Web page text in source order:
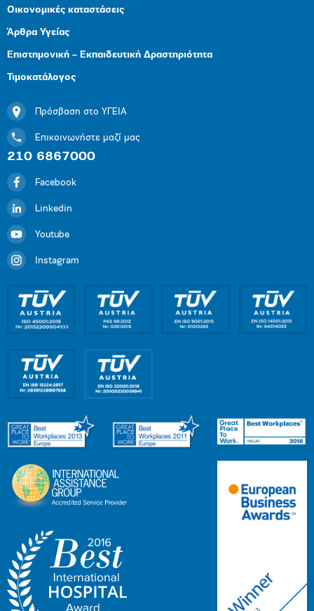
Οικονομικές καταστάσεις
Άρθρα Υγείας
Επιστημονική – Εκπαιδευτική Δραστηριότητα
Τιμοκατάλογος
Πρόσβαση στο ΥΓΕΙΑ
Επικοινωνήστε μαζί μας
210 6867000
Facebook
Linkedin
Youtube
Instagram